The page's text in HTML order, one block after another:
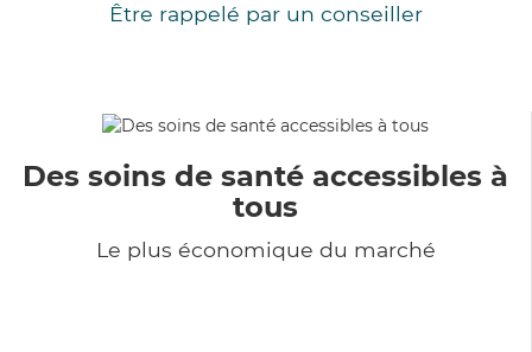
Être rappelé par un conseiller
Des soins de santé accessibles à
tous
Le plus économique du marché